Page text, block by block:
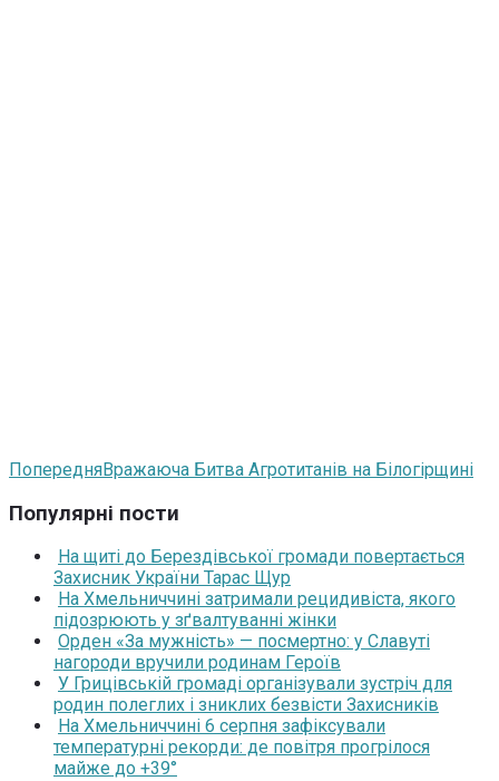
ПопередняВражаюча Битва Агротитанів на Білогірщині
Популярні пости
На щиті до Берездівської громади повертається
Захисник України Тарас Щур
На Хмельниччині затримали рецидивіста, якого
підозрюють у зґвалтуванні жінки
Орден «За мужність» — посмертно: у Славуті
нагороди вручили родинам Героїв
У Грицівській громаді організували зустріч для
родин полеглих і зниклих безвісти Захисників
На Хмельниччині 6 серпня зафіксували
температурні рекорди: де повітря прогрілося
майже до +39°